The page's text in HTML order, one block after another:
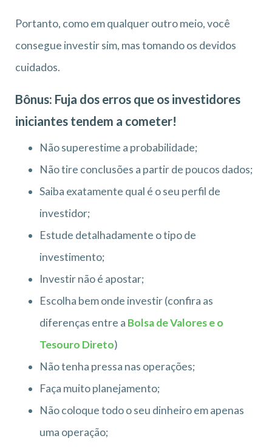
Portanto, como em qualquer outro meio, você
consegue investir sim, mas tomando os devidos
cuidados.
Bônus: Fuja dos erros que os investidores
iniciantes tendem a cometer!
Não superestime a probabilidade;
Não tire conclusões a partir de poucos dados;
Saiba exatamente qual é o seu perfil de
investidor;
Estude detalhadamente o tipo de
investimento;
Investir não é apostar;
Escolha bem onde investir (confira as
diferenças entre a Bolsa de Valores e o
Tesouro Direto)
Não tenha pressa nas operações;
Faça muito planejamento;
Não coloque todo o seu dinheiro em apenas
uma operação;